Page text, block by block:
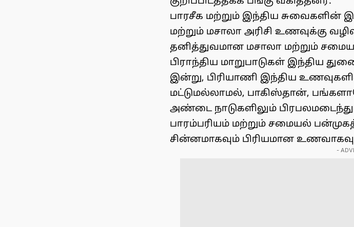
பாரசீக மற்றும் இந்திய சுவைகளின்
மற்றும் மசாலா அரிசி உணவுக்கு
தனித்துவமான மசாலா மற்றும்
பிராந்திய மாறுபாடுகள் இந்திய
இன்று, பிரியாணி இந்திய
மட்டுமல்லாமல், பாகிஸ்தான்,
அண்டை நாடுகளிலும்
பாரம்பரியம் மற்றும் சமையல்
சின்னமாகவும் பிரியமான
-